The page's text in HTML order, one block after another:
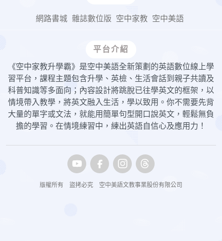
網路書城 雜誌數位版 空中家教 空中美語
平台介紹
《空中家教升學霸》是空中美語全新策劃的英語數位線上學
習平台，課程主題包含升學、英檢、生活會話到親子共讀及
科普知識等多面向；內容設計將跳脫已往學英文的框架，以
情境帶入教學，將英文融入生活，學以致用。你不需要先背
大量的單字或文法，就能用簡單句型開口說英文，輕鬆無負
擔的學習。在情境練習中，練出英語自信心及應用力！
版權所有 盜拷必究 空中美語文教事業股份有限公司